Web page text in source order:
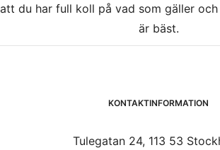
att du har full koll på vad som gäller
är bäst.
KONTAKTINFORMATION
Tulegatan 24, 113 53